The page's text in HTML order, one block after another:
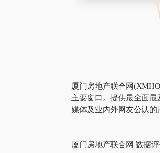
厦门房地产联合网
主要窗口。提供最全面
媒体及业内外网友公认
厦门房地产联合网 数据